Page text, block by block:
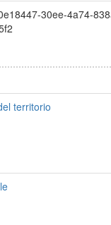
30ee-4a74-
territorio